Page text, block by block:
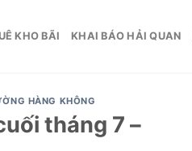
KHO BÃI KHAI BÁO HẢI QUAN
HÀNG KHÔNG
tháng 7 –